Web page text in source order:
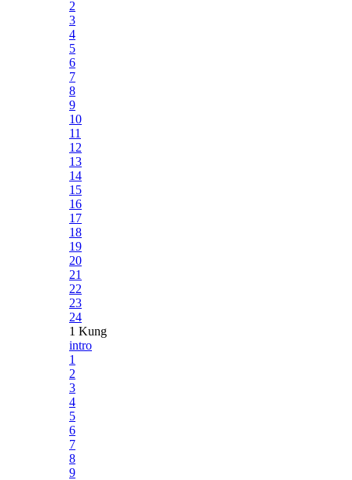
2
3
4
5
6
7
8
9
10
11
12
13
14
15
16
17
18
19
20
21
22
23
24
1 Kung
intro
1
2
3
4
5
6
7
8
9